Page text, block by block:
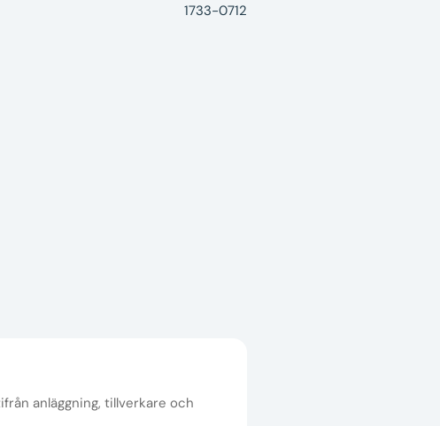
1733-0712
anläggning, tillverkare och